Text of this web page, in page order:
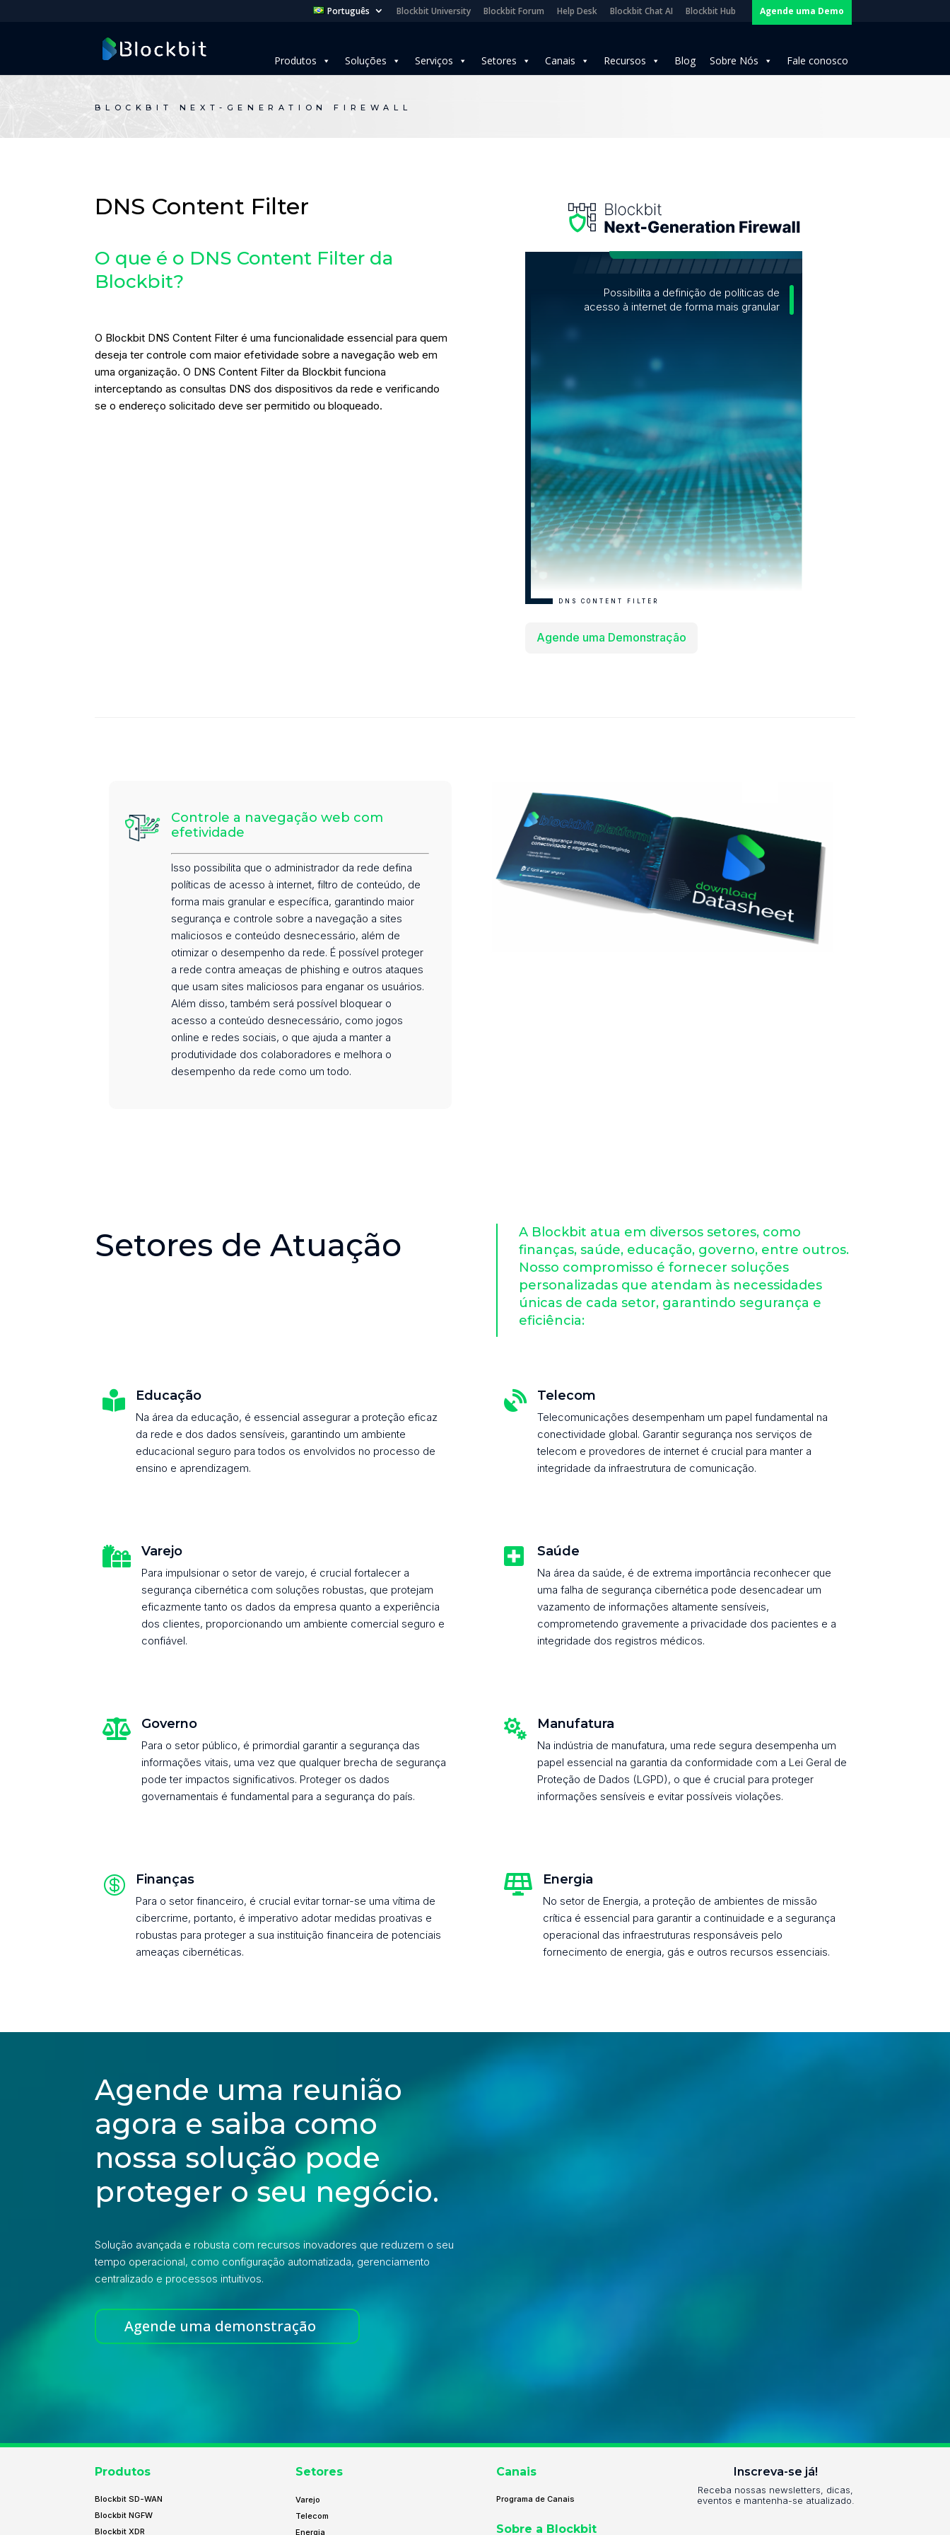
Português Blockbit University Blockbit Forum Help Desk Blockbit Chat AI Blockbit Hub Agende uma Demo
Produtos Soluções Serviços Setores Canais Recursos Blog Sobre Nós Fale conosco
BLOCKBIT NEXT-GENERATION FIREWALL
DNS Content Filter
O que é o DNS Content Filter da
Blockbit?​
O Blockbit DNS Content Filter é uma funcionalidade essencial para quem
deseja ter controle com maior efetividade sobre a navegação web em
uma organização. O DNS Content Filter da Blockbit funciona
interceptando as consultas DNS dos dispositivos da rede e verificando
se o endereço solicitado deve ser permitido ou bloqueado.
Agende uma Demonstração
Possibilita a definição de políticas de
acesso à internet de forma mais granular
DNS CONTENT FILTER
Controle a navegação web com
efetividade
Isso possibilita que o administrador da rede defina
políticas de acesso à internet, filtro de conteúdo, de
forma mais granular e específica, garantindo maior
segurança e controle sobre a navegação a sites
maliciosos e conteúdo desnecessário, além de
otimizar o desempenho da rede. É possível proteger
a rede contra ameaças de phishing e outros ataques
que usam sites maliciosos para enganar os usuários.
Além disso, também será possível bloquear o
acesso a conteúdo desnecessário, como jogos
online e redes sociais, o que ajuda a manter a
produtividade dos colaboradores e melhora o
desempenho da rede como um todo.
Setores de Atuação
A Blockbit atua em diversos setores, como
finanças, saúde, educação, governo, entre outros.
Nosso compromisso é fornecer soluções
personalizadas que atendam às necessidades
únicas de cada setor, garantindo segurança e
eficiência:
 Educação
Na área da educação, é essencial assegurar a proteção eficaz
da rede e dos dados sensíveis, garantindo um ambiente
educacional seguro para todos os envolvidos no processo de
ensino e aprendizagem.
 Telecom
Telecomunicações desempenham um papel fundamental na
conectividade global. Garantir segurança nos serviços de
telecom e provedores de internet é crucial para manter a
integridade da infraestrutura de comunicação.
 Varejo
Para impulsionar o setor de varejo, é crucial fortalecer a
segurança cibernética com soluções robustas, que protejam
eficazmente tanto os dados da empresa quanto a experiência
dos clientes, proporcionando um ambiente comercial seguro e
confiável.
 Saúde
Na área da saúde, é de extrema importância reconhecer que
uma falha de segurança cibernética pode desencadear um
vazamento de informações altamente sensíveis,
comprometendo gravemente a privacidade dos pacientes e a
integridade dos registros médicos.
 Governo
Para o setor público, é primordial garantir a segurança das
informações vitais, uma vez que qualquer brecha de segurança
pode ter impactos significativos. Proteger os dados
governamentais é fundamental para a segurança do país.
 Manufatura
Na indústria de manufatura, uma rede segura desempenha um
papel essencial na garantia da conformidade com a Lei Geral de
Proteção de Dados (LGPD), o que é crucial para proteger
informações sensíveis e evitar possíveis violações.
 Finanças
Para o setor financeiro, é crucial evitar tornar-se uma vítima de
cibercrime, portanto, é imperativo adotar medidas proativas e
robustas para proteger a sua instituição financeira de potenciais
ameaças cibernéticas.
 Energia
No setor de Energia, a proteção de ambientes de missão
crítica é essencial para garantir a continuidade e a segurança
operacional das infraestruturas responsáveis pelo
fornecimento de energia, gás e outros recursos essenciais.
Agende uma reunião
agora e saiba como
nossa solução pode
proteger o seu negócio.
Solução avançada e robusta com recursos inovadores que reduzem o seu
tempo operacional, como configuração automatizada, gerenciamento
centralizado e processos intuitivos.
Agende uma demonstração
Produtos
Blockbit SD-WAN
Blockbit NGFW
Blockbit XDR
Setores
Varejo
Telecom
Energia
Canais
Programa de Canais
Sobre a Blockbit
Inscreva-se já!
Receba nossas newsletters, dicas,
eventos e mantenha-se atualizado.